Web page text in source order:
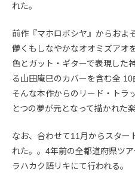
れた。
前作『マホロボシヤ』からおよ
儚くもしなやかなオオミズアオ
色とガット・ギターで表現した
る山田庵巳のカバーを含む全
そんな本作からのリード・トラ
とつの夢が元となって描かれた
なお、合わせて11月からスター
れた。。4年前の全都道府県ツ
ラハカク語リキにて行われる。